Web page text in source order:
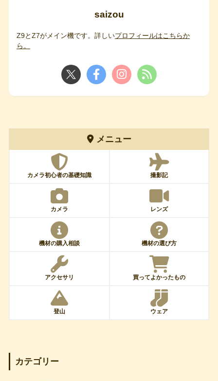
saizou
Z9とZ7がメイン機です。詳しいプロフィールはこちらか
ら。
メニュー
カメラ初心者の基礎知識 撮影記
カメラ レンズ
機材の購入相談 機材の選び方
アクセサリ 買ってよかったもの
登山 ウェア
カテゴリー